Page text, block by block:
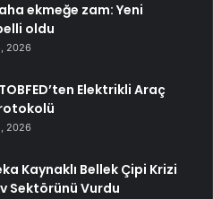
ekmeğe zam: Yeni
oldu
2026
Elektrikli Araç
2026
Kaynaklı Bellek Çipi Krizi
Sektörünü Vurdu